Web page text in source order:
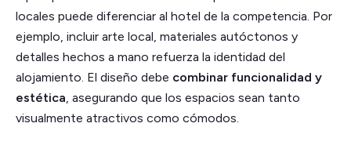
locales puede diferenciar al hotel de la competencia. Por
ejemplo, incluir arte local, materiales autóctonos y
detalles hechos a mano refuerza la identidad del
alojamiento. El diseño debe combinar funcionalidad y
estética, asegurando que los espacios sean tanto
visualmente atractivos como cómodos.